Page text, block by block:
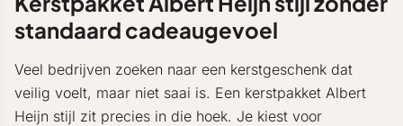
standaard cadeaugevoel
Veel bedrijven zoeken naar een kerstgeschenk dat
veilig voelt, maar niet saai is. Een kerstpakket Albert
Heijn stijl zit precies in die hoek. Je kiest voor